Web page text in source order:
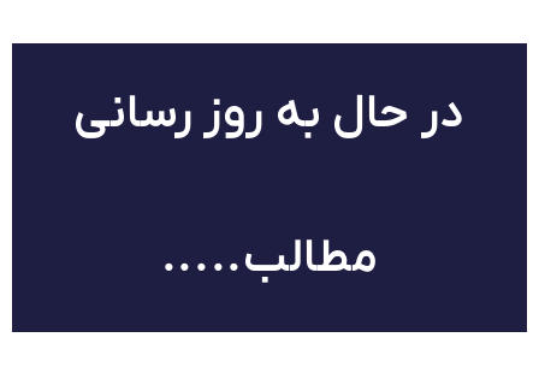
در حال به روز رسانی
مطالب.....